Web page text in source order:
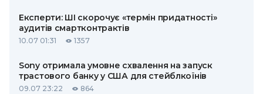
Експерти: ШІ скорочує «термін придатності»
аудитів смартконтрактів
10.07 01:31 1357
Sony отримала умовне схвалення на запуск
трастового банку у США для стейблкоїнів
09.07 23:22 864